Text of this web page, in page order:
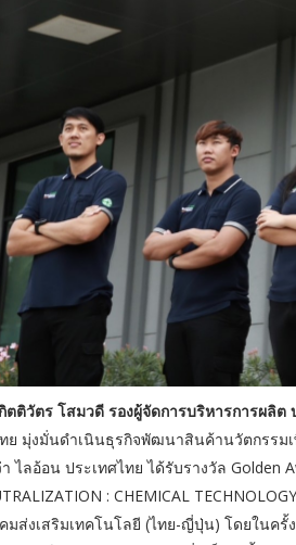
ตติวัตร โสมวดี รองผู้จัดการบริหารการผลิต
ย มุ่งมั่นดำเนินธุรกิจพัฒนาสินค้านวัตกรรม
า ไลอ้อน ประเทศไทย ได้รับรางวัล Golden
: CHEMICAL
มส่งเสริมเทคโนโลยี (ไทย-ญี่ปุ่น) โดยในค